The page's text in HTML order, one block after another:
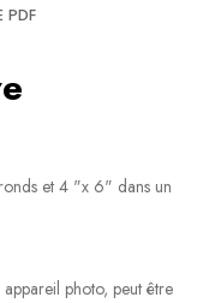
PDF
et 4 "x 6" dans un
photo, peut être